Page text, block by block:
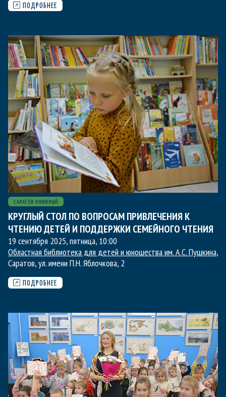
ПОДРОБНЕЕ
САРАТОВ КНИЖНЫЙ
КРУГЛЫЙ СТОЛ ПО ВОПРОСАМ ПРИВЛЕЧЕНИЯ К
ЧТЕНИЮ ДЕТЕЙ И ПОДДЕРЖКИ СЕМЕЙНОГО ЧТЕНИЯ
19 сентября 2025, пятница, 10:00
Областная библиотека для детей и юношества им. А.С. Пушкина,
Саратов, ул. имени П.Н. Яблочкова, 2
ПОДРОБНЕЕ